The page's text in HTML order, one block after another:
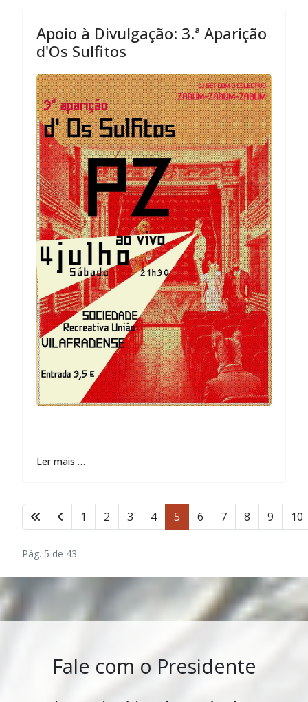
Apoio à Divulgação: 3.ª Aparição
d'Os Sulfitos
Ler mais …
1 2 3 4 5 6 7 8 9 10
Pág. 5 de 43
Fale com o Presidente